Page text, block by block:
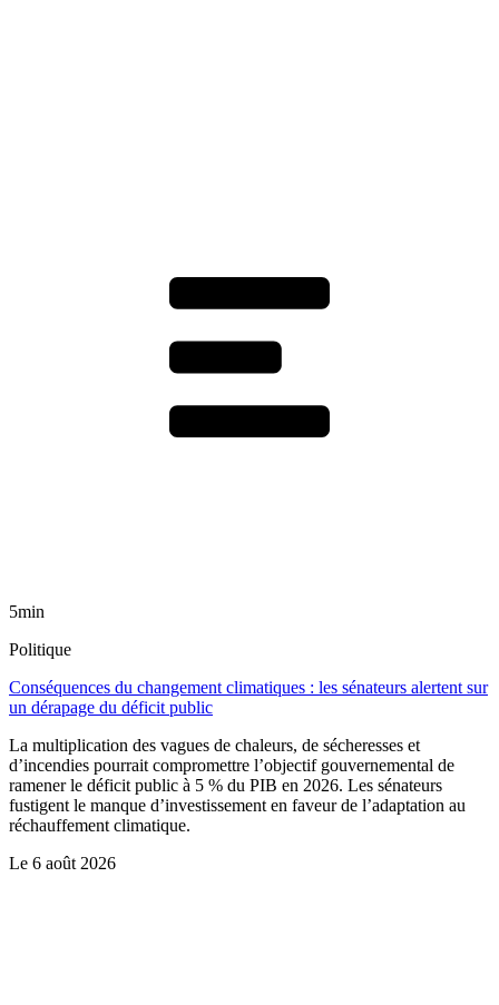
5min
Politique
Conséquences du changement climatiques : les sénateurs alertent sur
un dérapage du déficit public
La multiplication des vagues de chaleurs, de sécheresses et
d’incendies pourrait compromettre l’objectif gouvernemental de
ramener le déficit public à 5 % du PIB en 2026. Les sénateurs
fustigent le manque d’investissement en faveur de l’adaptation au
réchauffement climatique.
Le 6 août 2026